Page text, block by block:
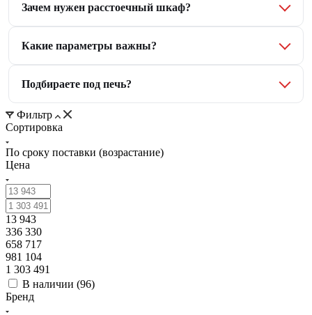
Зачем нужен расстоечный шкаф?
Какие параметры важны?
Подбираете под печь?
Фильтр
Сортировка
По сроку поставки (возрастание)
Цена
13 943
336 330
658 717
981 104
1 303 491
В наличии (96)
Бренд